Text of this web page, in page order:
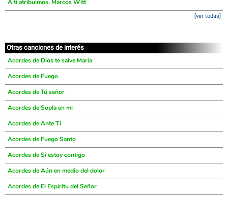
A tí atribuimos, Marcos Witt
[ver todas]
Otras canciones de interés
Acordes de Dios te salve María
Acordes de Fuego
Acordes de Tú señor
Acordes de Sopla en mi
Acordes de Ante Ti
Acordes de Fuego Santo
Acordes de Si estoy contigo
Acordes de Aún en medio del dolor
Acordes de El Espíritu del Señor